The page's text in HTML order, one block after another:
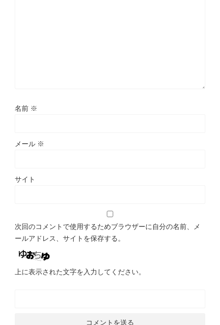
名前 ※
メール ※
サイト
次回のコメントで使用するためブラウザーに自分の名前、メ
ールアドレス、サイトを保存する。
上に表示された文字を入力してください。